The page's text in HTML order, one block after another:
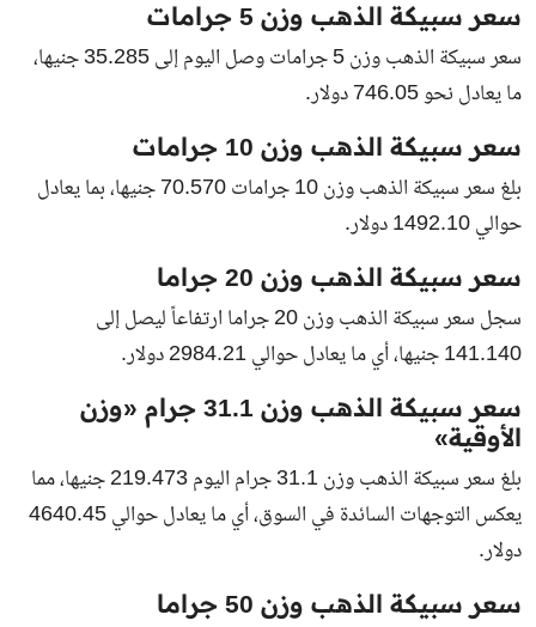
سعر سبيكة الذهب وزن 5 جرامات
سعر سبيكة الذهب وزن 5 جرامات وصل اليوم إلى 35.285 جنيها،
ما يعادل نحو 746.05 دولار.
سعر سبيكة الذهب وزن 10 جرامات
بلغ سعر سبيكة الذهب وزن 10 جرامات 70.570 جنيها، بما يعادل
حوالي 1492.10 دولار.
سعر سبيكة الذهب وزن 20 جراما
سجل سعر سبيكة الذهب وزن 20 جراما ارتفاعاً ليصل إلى
141.140 جنيها، أي ما يعادل حوالي 2984.21 دولار.
سعر سبيكة الذهب وزن 31.1 جرام «وزن
الأوقية»
بلغ سعر سبيكة الذهب وزن 31.1 جرام اليوم 219.473 جنيها، مما
يعكس التوجهات السائدة في السوق، أي ما يعادل حوالي 4640.45
دولار.
سعر سبيكة الذهب وزن 50 جراما